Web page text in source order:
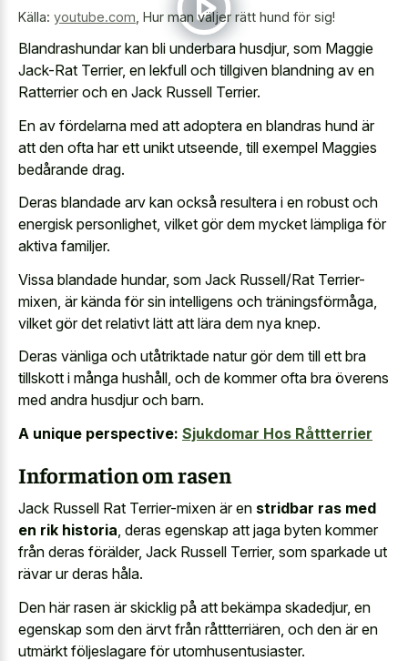
Källa: youtube.com Hur man väljer rätt hund för sig!
Blandrashundar kan bli underbara husdjur, som Maggie
Jack-Rat Terrier, en lekfull och tillgiven blandning av en
Ratterrier och en Jack Russell Terrier.
En av fördelarna med att adoptera en blandras hund är
att den ofta har ett unikt utseende, till exempel Maggies
bedårande drag.
Deras blandade arv kan också resultera i en robust och
energisk personlighet, vilket gör dem mycket lämpliga för
aktiva familjer.
Vissa blandade hundar, som Jack Russell/Rat Terrier-
mixen, är kända för sin intelligens och träningsförmåga,
vilket gör det relativt lätt att lära dem nya knep.
Deras vänliga och utåtriktade natur gör dem till ett bra
tillskott i många hushåll, och de kommer ofta bra överens
med andra husdjur och barn.
A unique perspective: Sjukdomar Hos Råttterrier
Information om rasen
Jack Russell Rat Terrier-mixen är en stridbar ras med
en rik historia, deras egenskap att jaga byten kommer
från deras förälder, Jack Russell Terrier, som sparkade ut
rävar ur deras håla.
Den här rasen är skicklig på att bekämpa skadedjur, en
egenskap som den ärvt från råttterriären, och den är en
utmärkt följeslagare för utomhusentusiaster.